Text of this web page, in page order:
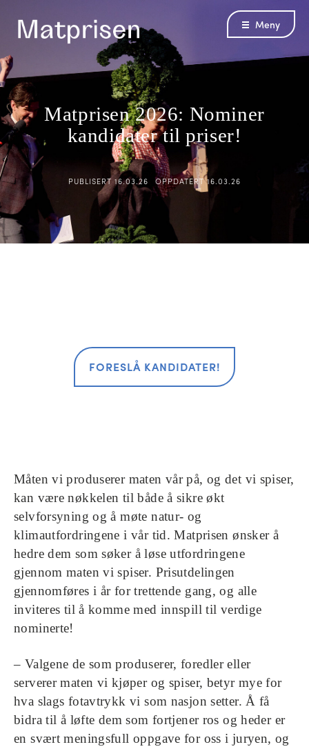
Matprisen 2026: Nominer
kandidater til priser!
PUBLISERT16.03.26 OPPDATERT16.03.26
FORESLÅ KANDIDATER!
Måten vi produserer maten vår på, og det vi spiser,
kan være nøkkelen til både å sikre økt
selvforsyning og å møte natur- og
klimautfordringene i vår tid. Matprisen ønsker å
hedre dem som søker å løse utfordringene
gjennom maten vi spiser. Prisutdelingen
gjennomføres i år for trettende gang, og alle
inviteres til å komme med innspill til verdige
nominerte!
– Valgene de som produserer, foredler eller
serverer maten vi kjøper og spiser, betyr mye for
hva slags fotavtrykk vi som nasjon setter. Å få
bidra til å løfte dem som fortjener ros og heder er
en svært meningsfull oppgave for oss i juryen, og
Meny